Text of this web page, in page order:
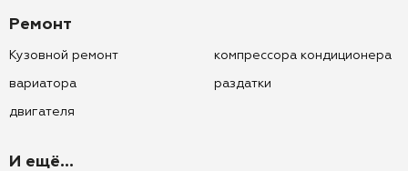
Ремонт
Кузовной ремонт
вариатора
двигателя
компрессора кондиционера
раздатки
И ещё...